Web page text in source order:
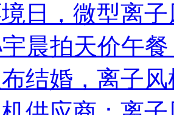
日，微型离
晨拍天价午
结婚，离子